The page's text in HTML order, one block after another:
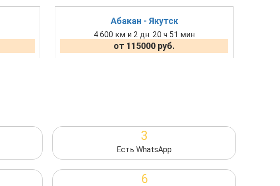
Абакан - Якутск
4 600 км и 2 дн. 20 ч 51 мин
от 115000 руб.
3
Есть WhatsApp
6